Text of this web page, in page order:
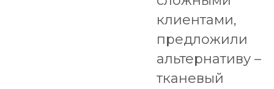
клиентами,
предложили
альтернативу –
тканевый